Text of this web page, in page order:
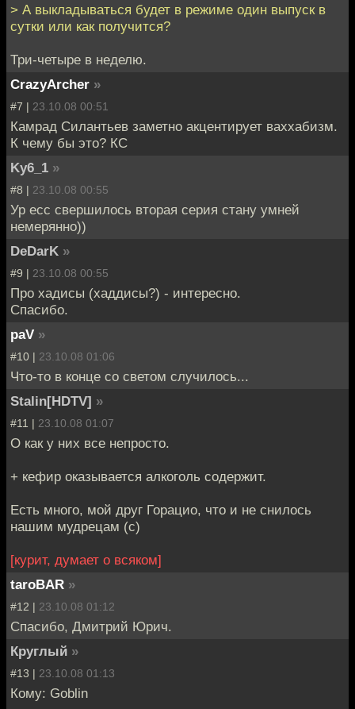
> А выкладываться будет в режиме один выпуск в
сутки или как получится?
Три-четыре в неделю.
CrazyArcher »
#7 | 23.10.08 00:51
Камрад Силантьев заметно акцентирует ваххабизм.
К чему бы это? КС
Ky6_1 »
#8 | 23.10.08 00:55
Ур есс свершилось вторая серия стану умней
немерянно))
DeDarK »
#9 | 23.10.08 00:55
Про хадисы (хаддисы?) - интересно.
Спасибо.
paV »
#10 | 23.10.08 01:06
Что-то в конце со светом случилось...
Stalin[HDTV] »
#11 | 23.10.08 01:07
О как у них все непросто.
+ кефир оказывается алкоголь содержит.
Есть много, мой друг Горацио, что и не снилось
нашим мудрецам (с)
[курит, думает о всяком]
taroBAR »
#12 | 23.10.08 01:12
Спасибо, Дмитрий Юрич.
Круглый »
#13 | 23.10.08 01:13
Кому: Goblin